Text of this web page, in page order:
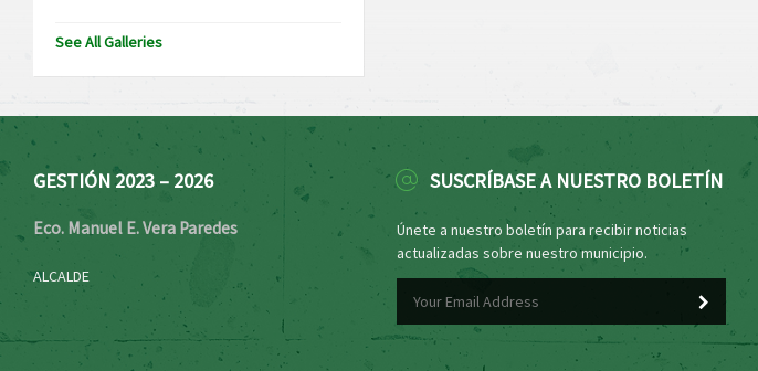
See All Galleries
GESTIÓN 2023 – 2026
Eco. Manuel E. Vera Paredes
ALCALDE
SUSCRÍBASE A NUESTRO BOLETÍN
Únete a nuestro boletín para recibir noticias
actualizadas sobre nuestro municipio.